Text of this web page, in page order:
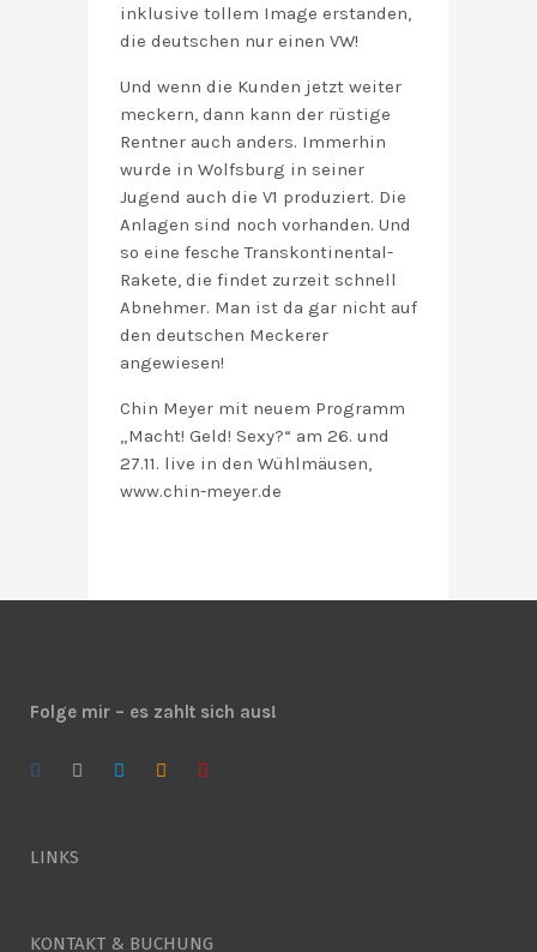
inklusive tollem Image erstanden,
die deutschen nur einen VW!
Und wenn die Kunden jetzt weiter
meckern, dann kann der rüstige
Rentner auch anders. Immerhin
wurde in Wolfsburg in seiner
Jugend auch die V1 produziert. Die
Anlagen sind noch vorhanden. Und
so eine fesche Transkontinental-
Rakete, die findet zurzeit schnell
Abnehmer. Man ist da gar nicht auf
den deutschen Meckerer
angewiesen!
Chin Meyer mit neuem Programm
„Macht! Geld! Sexy?“ am 26. und
27.11. live in den Wühlmäusen,
www.chin-meyer.de
Folge mir – es zahlt sich aus!
LINKS
KONTAKT & BUCHUNG